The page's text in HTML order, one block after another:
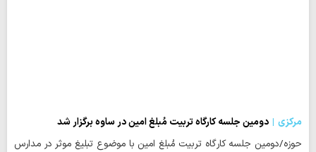
مرکزی
دومین جلسه کارگاه تربیت مُبلغ امین در ساوه برگزار شد
حوزه/دومین جلسه کارگاه تربیت مُبلغ امین با موضوع تبلیغ موثر در مدارس